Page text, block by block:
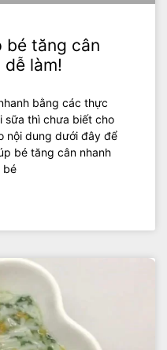
bé tăng cân
dễ làm!
bằng các thực
sữa thì chưa biết cho
nội dung dưới đây để
bé tăng cân nhanh
bé